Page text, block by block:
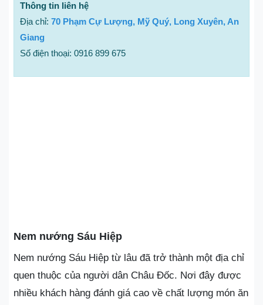
Thông tin liên hệ
Địa chỉ: 70 Phạm Cự Lượng, Mỹ Quý, Long Xuyên, An
Giang
Số điện thoại: 0916 899 675
Nem nướng Sáu Hiệp
Nem nướng Sáu Hiệp từ lâu đã trở thành một địa chỉ
quen thuộc của người dân Châu Đốc. Nơi đây được
nhiều khách hàng đánh giá cao về chất lượng món ăn